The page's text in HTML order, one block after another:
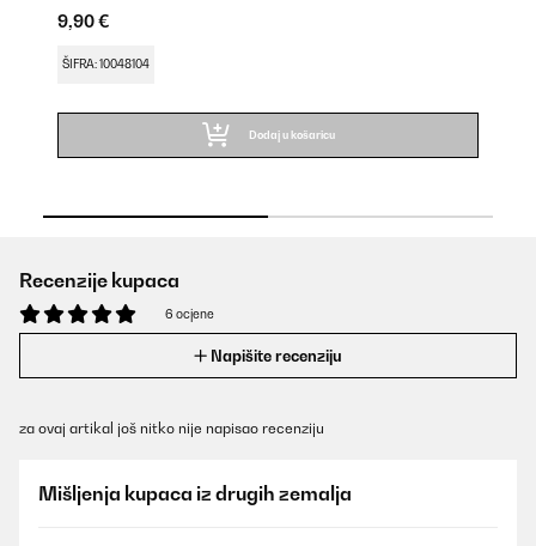
9,90 €
ŠIFRA: 10048104
Dodaj u košaricu
Recenzije kupaca
6 ocjene
Napišite recenziju
za ovaj artikal još nitko nije napisao recenziju
Mišljenja kupaca iz drugih zemalja